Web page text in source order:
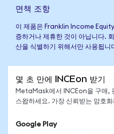
면책 조항
이 제품은 Franklin Income
증하거나 제휴한 것이 아닙니다.
산을 식별하기 위해서만 사용됩니
몇 초 만에 INCEon 받기
MetaMask에서 INCEon을 구매,
스왑하세요. 가장 신뢰받는 암호
Google Play